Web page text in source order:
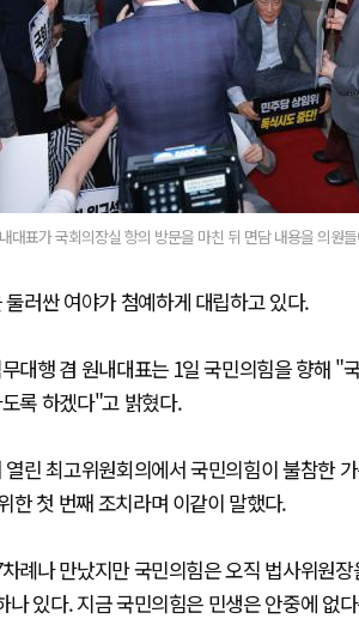
대표가 국회의장실 항의 방문을 마친 뒤 면담 내용을 의원
러싼 여야가 첨예하게 대립하고 있다.
대행 겸 원내대표는 1일 국민의힘을 향해 "
록 하겠다"고 밝혔다.
린 최고위원회의에서 국민의힘이 불참한
한 첫 번째 조치라며 이같이 말했다.
례나 만났지만 국민의힘은 오직 법사위원
나 있다. 지금 국민의힘은 민생은 안중에 없